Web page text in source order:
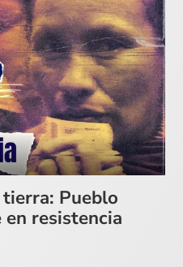
Pueblo
resistencia